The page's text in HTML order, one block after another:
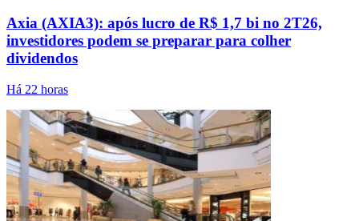
Axia (AXIA3): após lucro de R$ 1,7 bi no 2T26,
investidores podem se preparar para colher
dividendos
Há 22 horas